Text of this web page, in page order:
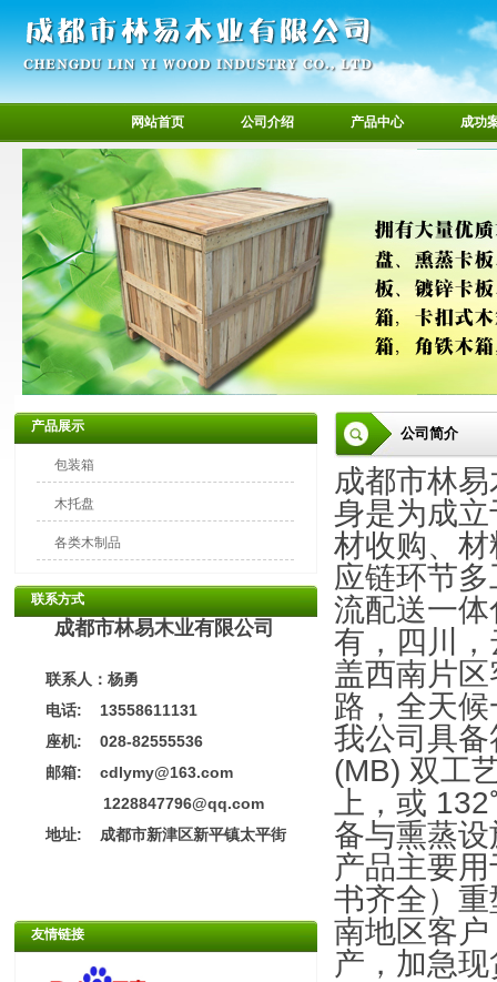
网站首页 公司介绍 产品中心 成功
产品展示
包装箱
木托盘
各类木制品
联系方式
成都市林易木业有限公司
联系人：杨勇
电话: 13558611131
座机: 028-82555536
邮箱: cdlymy@163.com
1228847796@qq.com
地址: 成都市新津区新平镇太平街
友情链接
公司简介
成都市林
身是为成
材收购、
应链环节
流配送一
有，四川
盖西南片
路，全天
我公司具
(MB) 双工
上，或
备与熏蒸
产品主要
书齐全）
南地区客
产，加急